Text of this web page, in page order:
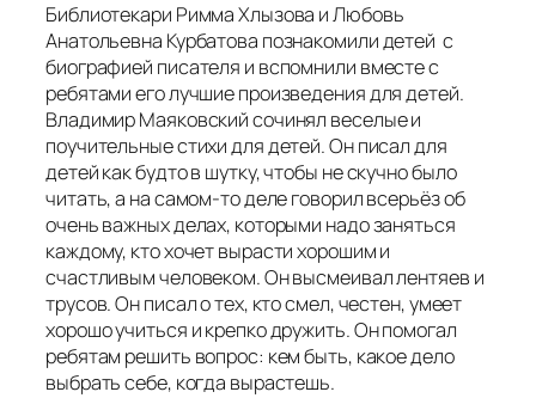
Библиотекари Римма Хлызова и Любовь
Анатольевна Курбатова познакомили детей с
биографией писателя и вспомнили вместе с
ребятами его лучшие произведения для детей.
Владимир Маяковский сочинял веселые и
поучительные стихи для детей. Он писал для
детей как будто в шутку, чтобы не скучно было
читать, а на самом-то деле говорил всерьёз об
очень важных делах, которыми надо заняться
каждому, кто хочет вырасти хорошим и
счастливым человеком. Он высмеивал лентяев и
трусов. Он писал о тех, кто смел, честен, умеет
хорошо учиться и крепко дружить. Он помогал
ребятам решить вопрос: кем быть, какое дело
выбрать себе, когда вырастешь.